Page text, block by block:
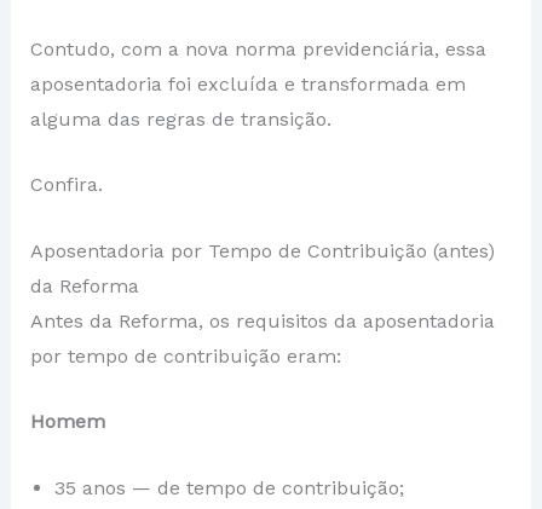
Contudo, com a nova norma previdenciária, essa
aposentadoria foi excluída e transformada em
alguma das regras de transição.
Confira.
Aposentadoria por Tempo de Contribuição (antes)
da Reforma
Antes da Reforma, os requisitos da aposentadoria
por tempo de contribuição eram:
Homem
35 anos — de tempo de contribuição;